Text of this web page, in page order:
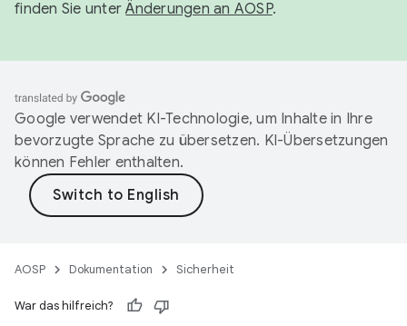
finden Sie unterÄnderungen an AOSP.
Google verwendet KI-Technologie, um Inhalte in Ihre
bevorzugte Sprache zu übersetzen. KI-Übersetzungen
können Fehler enthalten.
AOSP Dokumentation Sicherheit
War das hilfreich?